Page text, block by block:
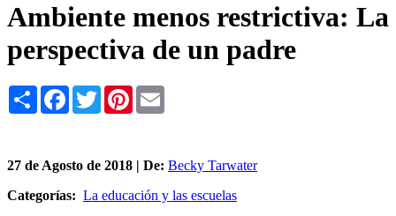
Ambiente menos restrictiva: La
perspectiva de un padre
Share Facebook
TwitterPinterest
27 de Agosto de 2018 | De: Becky Tarwater
Categorías: La educación y las escuelas